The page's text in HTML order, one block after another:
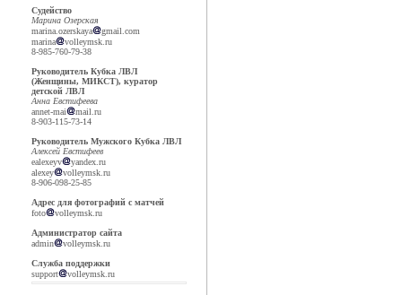
Судейство
Марина Озерская
marina.ozerskaya
gmail.com
marina
volleymsk.ru
8-985-760-79-38
Руководитель Кубка ЛВЛ
(Женщины, МИКСТ), куратор
детской ЛВЛ
Анна Евстифеева
annet-mai
mail.ru
8-903-115-73-14
Руководитель Мужского Кубка ЛВЛ
Алексей Евстифеев
ealexeyv
yandex.ru
alexey
volleymsk.ru
8-906-098-25-85
Адрес для фотографий с матчей
foto
volleymsk.ru
Администратор сайта
admin
volleymsk.ru
Служба поддержки
support
volleymsk.ru